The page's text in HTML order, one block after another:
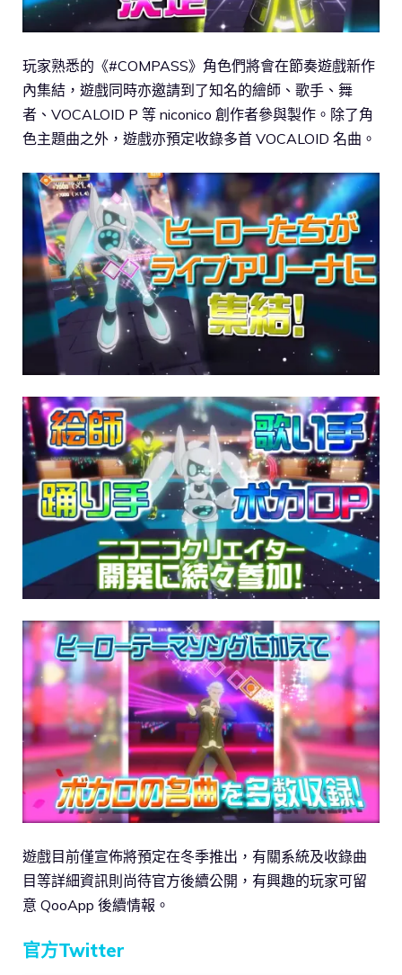
玩家熟悉的《#COMPASS》角色們將會在節奏遊戲新作
內集結，遊戲同時亦邀請到了知名的繪師、歌手、舞
者、VOCALOID P 等 niconico 創作者參與製作。除了角
色主題曲之外，遊戲亦預定收錄多首 VOCALOID 名曲。
遊戲目前僅宣佈將預定在冬季推出，有關系統及收錄曲
目等詳細資訊則尚待官方後續公開，有興趣的玩家可留
意 QooApp 後續情報。
官方Twitter